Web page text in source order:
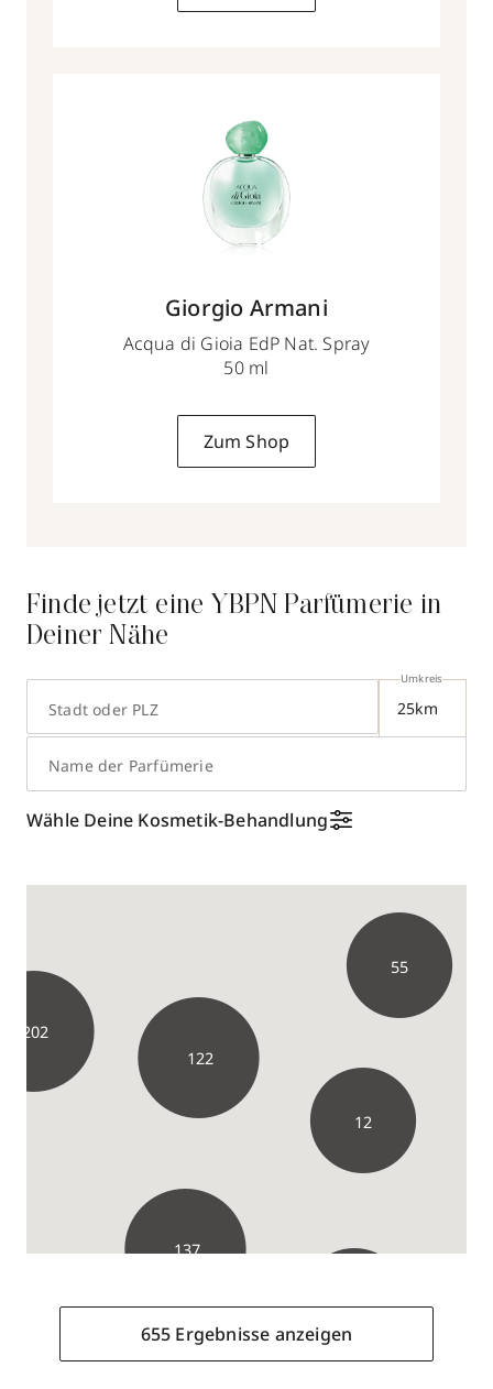
Giorgio Armani
Acqua di Gioia EdP Nat. Spray
50 ml
Zum Shop
Finde jetzt eine YBPN Parfümerie in
Deiner Nähe
Stadt oder PLZ
Umkreis
Name der Parfümerie
Wähle Deine Kosmetik-Behandlung
655 Ergebnisse anzeigen
137
55
122
70
202
56
12